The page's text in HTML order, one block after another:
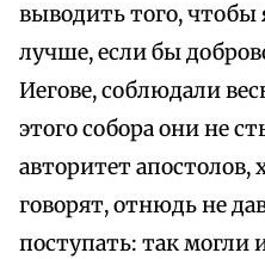
выводить того,
лучше, если бы
Иегове, соблюдали
этого собора они не
авторитет апостолов,
говорят, отнюдь не
поступать: так могли